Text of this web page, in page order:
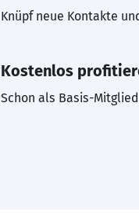
Knüpf neue Kontakte
Kostenlos
Schon als Basis-